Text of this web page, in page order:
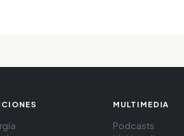
MULTIMEDIA
Podcasts